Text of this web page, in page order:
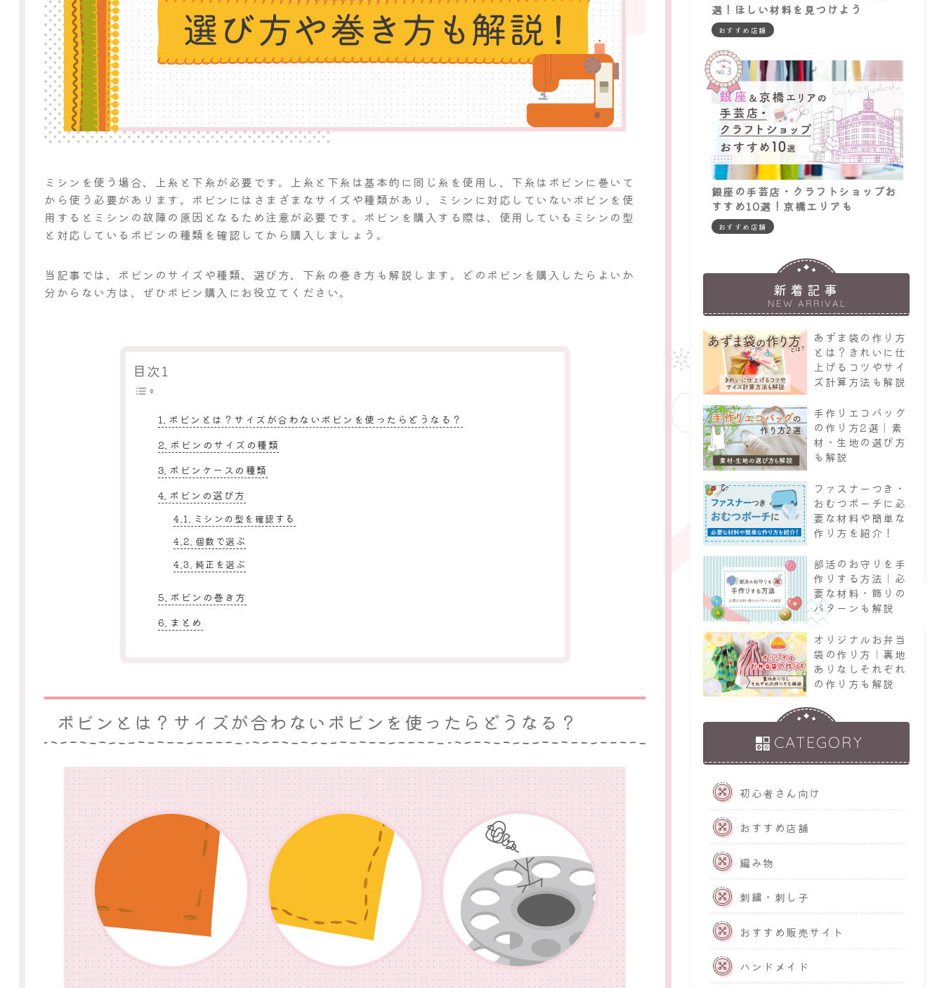
ミシンを使う場合、上糸と下糸が必要です。上糸と下糸は基本的に同じ糸を使用し、下糸はボビンに巻いて
から使う必要があります。ボビンにはさまざまなサイズや種類があり、ミシンに対応していないボビンを使
用するとミシンの故障の原因となるため注意が必要です。ボビンを購入する際は、使用しているミシンの型
と対応しているボビンの種類を確認してから購入しましょう。
当記事では、ボビンのサイズや種類、選び方、下糸の巻き方も解説します。どのボビンを購入したらよいか
分からない方は、ぜひボビン購入にお役立てください。
目次1
ボビンとは？サイズが合わないボビンを使ったらどうなる？
ボビンのサイズの種類
ボビンケースの種類
ボビンの選び方
ミシンの型を確認する
個数で選ぶ
純正を選ぶ
ボビンの巻き方
まとめ
ボビンとは？サイズが合わないボビンを使ったらどうなる？
選！ほしい材料を見つけよう
おすすめ店舗
銀座の手芸店・クラフトショップお
すすめ10選！京橋エリアも
おすすめ店舗
新着記事
NEW ARRIVAL
あずま袋の作り方
とは？きれいに仕
上げるコツやサイ
ズ計算方法も解説
手作りエコバッグ
の作り方2選｜素
材・生地の選び方
も解説
ファスナーつき・
おむつポーチに必
要な材料や簡単な
作り方を紹介！
部活のお守りを手
作りする方法｜必
要な材料・飾りの
パターンも解説
オリジナルお弁当
袋の作り方｜裏地
ありなしそれぞれ
の作り方も解説
CATEGORY
初心者さん向け
おすすめ店舗
編み物
刺繍・刺し子
おすすめ販売サイト
ハンドメイド